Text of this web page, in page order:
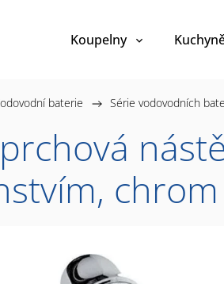
Koupelny
baterie / Série vodovodních